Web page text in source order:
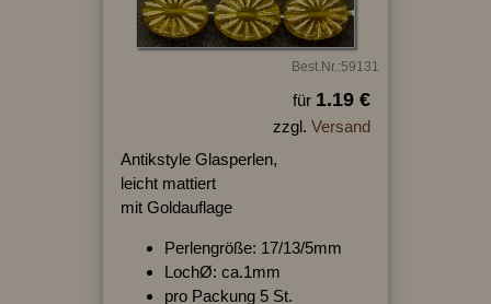
Best.Nr.:59131
für 1.19 €
zzgl. Versand
Antikstyle Glasperlen,
leicht mattiert
mit Goldauflage
Perlengröße: 17/13/5mm
LochØ: ca.1mm
pro Packung 5 St.